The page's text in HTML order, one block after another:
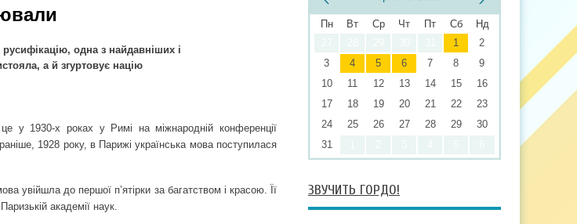
одна з найдавніших і
а й згуртовує націю
у 1930-х роках у Римі на міжнародній конференції
1928 року, в Парижі українська мова поступилася
увійшла до першої п’ятірки за багатством і красою. Її
академії наук.
Пн Вт Ср Чт Пт Сб
Нд
1
2
3
4 5 6 7 8
9
10
11 12 13 14 15
16
17
18 19 20 21 22
23
24
25 26 27 28 29
30
31
ЗВУЧИТЬ ГОРДО!